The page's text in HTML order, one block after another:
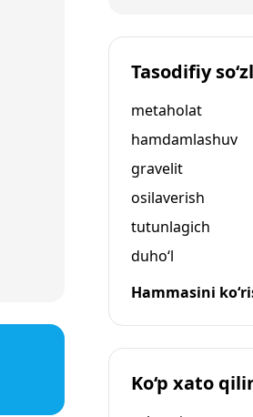
Tasodifiy
metaholat
hamdamlashuv
gravelit
osilaverish
tutunlagich
duho‘l
Hammasini
Ko‘p xato